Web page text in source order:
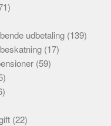
udbetaling (139)
(17)
(59)
(22)